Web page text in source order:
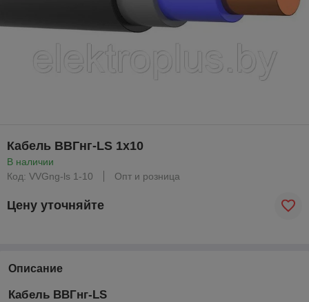
Кабель ВВГнг-LS 1х10
В наличии
Код: VVGng-ls 1-10
Опт и розница
Цену уточняйте
Описание
Кабель ВВГнг-LS